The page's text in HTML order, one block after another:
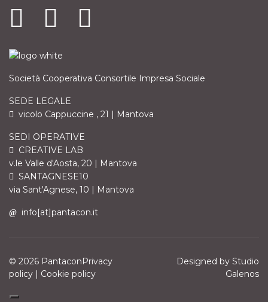
Società Cooperativa Consortile Impresa Sociale
SEDE LEGALE
vicolo Cappuccine , 21 | Mantova
SEDI OPERATIVE
CREATIVE LAB
v.le Valle d'Aosta, 20 | Mantova
SANTAGNESE10
via Sant'Agnese, 10 | Mantova
info[at]pantacon.it
© 2026 PantaconPrivacy
policy | Cookie policy
Designed by Studio
Galenos